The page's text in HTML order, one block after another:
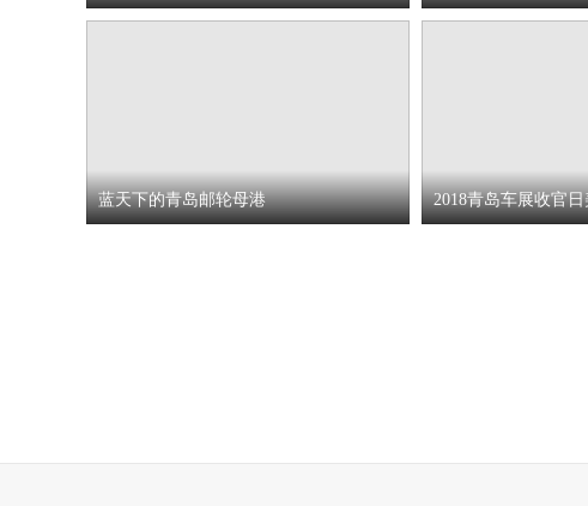
蓝天下的青岛邮轮母港 2018青岛车展收官